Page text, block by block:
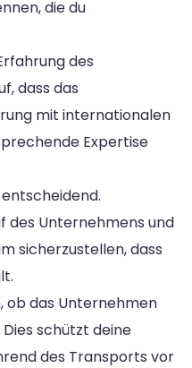
die du
des
dass das
mit internationalen
Expertise
des Unternehmens und
sicherzustellen, dass
ob das Unternehmen
schützt deine
des Transports vor